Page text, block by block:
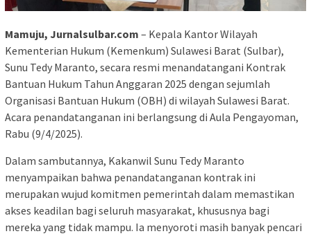
Mamuju, Jurnalsulbar.com – Kepala Kantor Wilayah
Kementerian Hukum (Kemenkum) Sulawesi Barat (Sulbar),
Sunu Tedy Maranto, secara resmi menandatangani Kontrak
Bantuan Hukum Tahun Anggaran 2025 dengan sejumlah
Organisasi Bantuan Hukum (OBH) di wilayah Sulawesi Barat.
Acara penandatanganan ini berlangsung di Aula Pengayoman,
Rabu (9/4/2025).
Dalam sambutannya, Kakanwil Sunu Tedy Maranto
menyampaikan bahwa penandatanganan kontrak ini
merupakan wujud komitmen pemerintah dalam memastikan
akses keadilan bagi seluruh masyarakat, khususnya bagi
mereka yang tidak mampu. Ia menyoroti masih banyak pencari